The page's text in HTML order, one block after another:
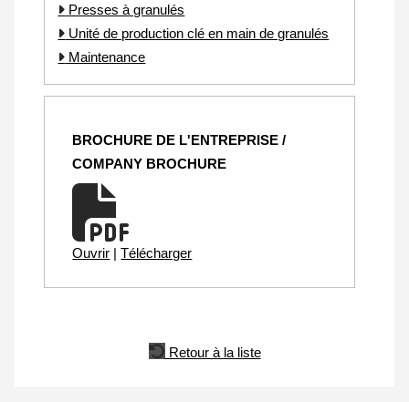
Presses à granulés
Unité de production clé en main de granulés
Maintenance
BROCHURE DE L'ENTREPRISE /
COMPANY BROCHURE
Ouvrir | Télécharger
Retour à la liste